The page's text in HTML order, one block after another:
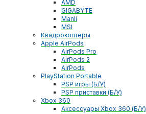
AMD
GIGABYTE
Manli
MSI
Квадрокоптеры
Apple AirPods
AirPods Pro
AirPods 2
AirPods
PlayStation Portable
PSP игры (Б/У)
PSP приставки (Б/У)
Xbox 360
Аксессуары Xbox 360 (Б/У)